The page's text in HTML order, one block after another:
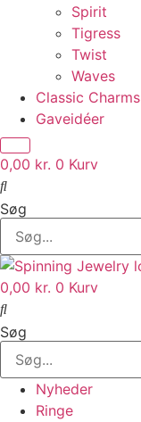
Spirit
Tigress
Twist
Waves
Classic Charms
Gaveidéer
0,00 kr. 0 Kurv
Søg
0,00 kr. 0 Kurv
Søg
Nyheder
Ringe